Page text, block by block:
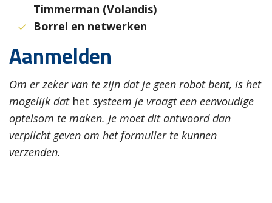
Timmerman (Volandis)
Borrel en netwerken
Aanmelden
Om er zeker van te zijn dat je geen robot bent, is het
mogelijk dathet systeem je vraagt een eenvoudige
optelsom te maken. Je moet dit antwoord dan
verplicht geven om het formulier te kunnen
verzenden.